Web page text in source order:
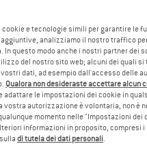
e tecnologie simili per garantire le
analizziamo il nostro traffico
In questo modo anche i nostri partner dei
del nostro sito web; alcuni dei quali
dati, ad esempio dall'accesso delle
Qualora non desideraste accettare alcun
adattare le impostazioni dei cookie in
vostra autorizzazione è volontaria, non è
momento nelle "Impostazioni
informazioni in proposito, compresi
di tutela dei dati personali